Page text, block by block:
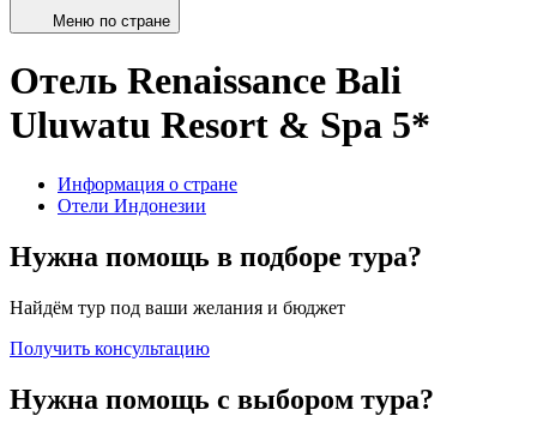
Меню по стране
Отель Renaissance Bali
Uluwatu Resort & Spa 5*
Информация о стране
Отели Индонезии
Нужна помощь в подборе тура?
Найдём тур под ваши желания и бюджет
Получить консультацию
Нужна помощь с выбором тура?